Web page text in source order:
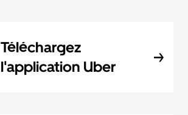
Téléchargez
l'application Uber